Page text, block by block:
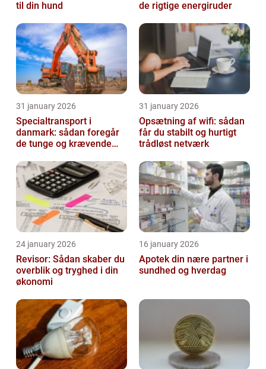
til din hund
de rigtige energiruder
31 january 2026
Specialtransport i
danmark: sådan foregår
de tunge og krævende
31 january 2026
Opsætning af wifi: sådan
får du stabilt og hurtigt
trådløst netværk
24 january 2026
Revisor: Sådan skaber du
overblik og tryghed i din
økonomi
16 january 2026
Apotek din nære partner i
sundhed og hverdag